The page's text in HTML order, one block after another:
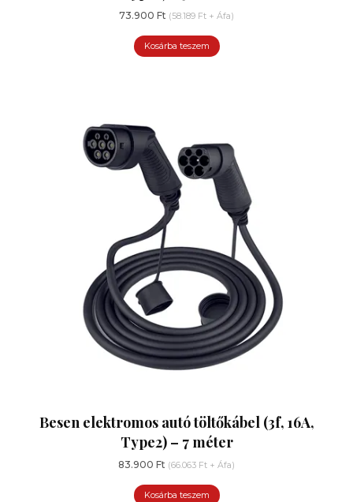
73.900 Ft (58.189 Ft + Áfa)
Kosárba teszem
Besen elektromos autó töltőkábel (3f, 16A,
Type2) – 7 méter
83.900 Ft (66.063 Ft + Áfa)
Kosárba teszem